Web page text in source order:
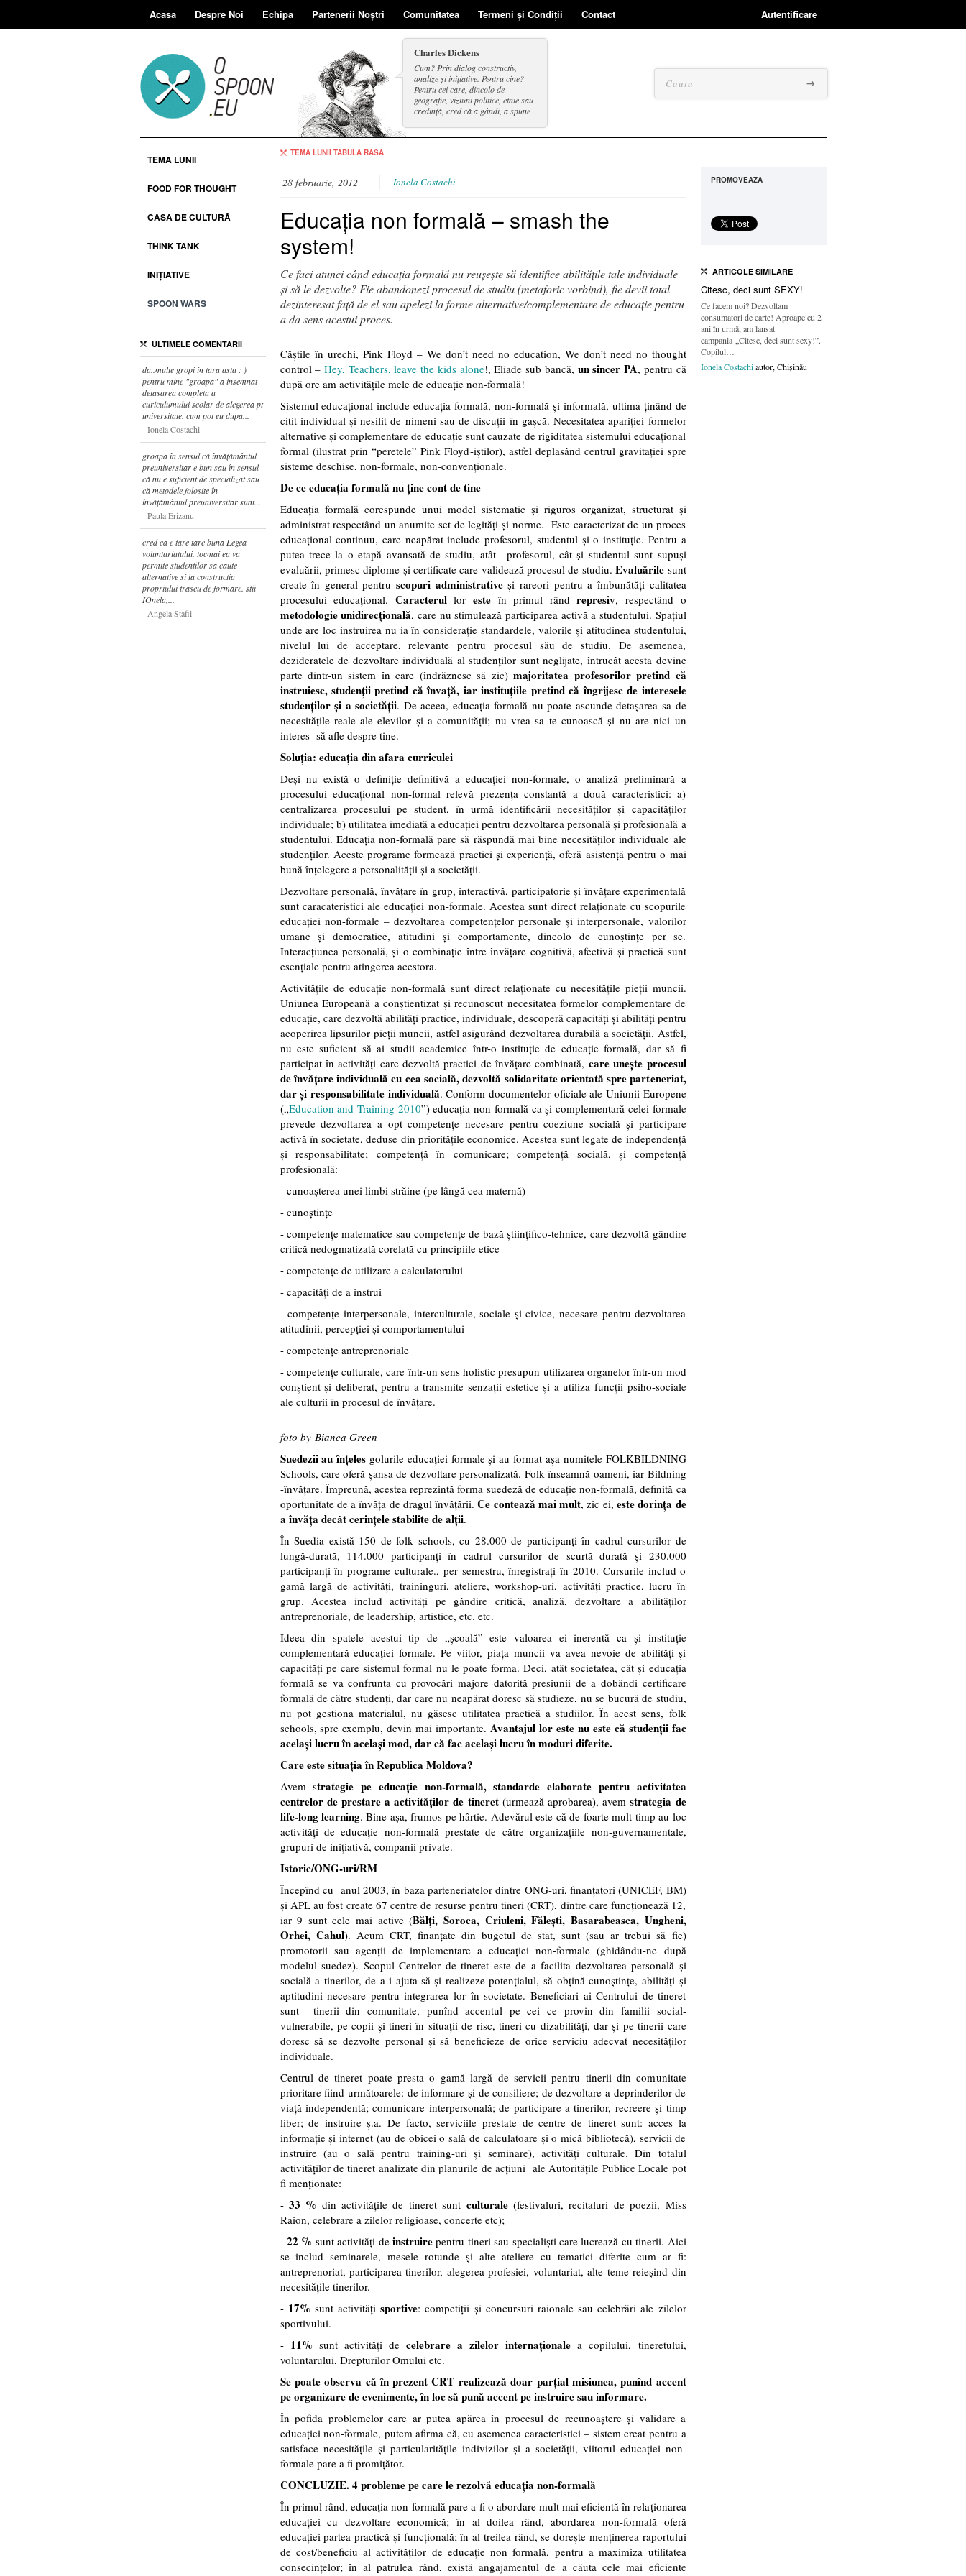
Acasa Despre Noi Echipa Partenerii Noștri Comunitatea Termeni și Condiții Contact Autentificare
Charles Dickens
Cum? Prin dialog constructiv,
analize și inițiative. Pentru cine?
Pentru cei care, dincolo de
geografie, viziuni politice, etnie sau
credință, cred că a gândi, a spune
TEMA LUNII
FOOD FOR THOUGHT
CASA DE CULTURĂ
THINK TANK
INIȚIATIVE
SPOON WARS
ULTIMELE COMENTARII
da..multe gropi in tara asta : )
pentru mine "groapa" a insemnat
detasarea completa a
curiculumului scolar de alegerea pt
universitate. cum pot eu dupa...
Ionela Costachi
groapa în sensul că învățământul
preuniversitar e bun sau în sensul
că nu e suficient de specializat sau
că metodele folosite în
învățământul preuniversitar sunt...
Paula Erizanu
cred ca e tare tare buna Legea
voluntariatului. tocmai ea va
permite studentilor sa caute
alternative si la constructia
propriului traseu de formare. stii
IOnela,...
Angela Stafii
TEMA LUNII TABULA RASA
28 februarie, 2012 Ionela Costachi
Educația non formală – smash the
system!
Ce faci atunci când educația formală nu reușește să identifice abilitățile tale individuale
și să le dezvolte? Fie abandonezi procesul de studiu (metaforic vorbind), fie devii total
dezinteresat față de el sau apelezi la forme alternative/complementare de educație pentru
a da sens acestui proces.
Căștile în urechi, Pink Floyd – We don’t need no education, We don’t need no thought
control – Hey, Teachers, leave the kids alone!, Eliade sub bancă, un sincer PA, pentru că
după ore am activitățile mele de educație non-formală!
Sistemul educațional include educația formală, non-formală și informală, ultima ținând de
citit individual și nesilit de nimeni sau de discuții în gașcă. Necesitatea apariției formelor
alternative și complementare de educație sunt cauzate de rigiditatea sistemului educațional
formal (ilustrat prin “peretele” Pink Floyd-iștilor), astfel deplasând centrul gravitației spre
sisteme deschise, non-formale, non-convenționale.
De ce educația formală nu ține cont de tine
Educația formală corespunde unui model sistematic și riguros organizat, structurat și
administrat respectând un anumite set de legități și norme. Este caracterizat de un proces
educațional continuu, care neapărat include profesorul, studentul și o instituție. Pentru a
putea trece la o etapă avansată de studiu, atât
profesorul, cât și studentul sunt supuși
evaluării, primesc diplome și certificate care validează procesul de studiu.Evaluările sunt
create în general pentruscopuri administrativeși rareori pentru a îmbunătăți calitatea
procesului educațional. Caracterullor esteîn primul rândrepresiv, respectând o
metodologie unidirecțională, care nu stimulează participarea activă a studentului. Spațiul
unde are loc instruirea nu ia în considerație standardele, valorile și atitudinea studentului,
nivelul lui de acceptare, relevante pentru procesul său de studiu. De asemenea,
dezideratele de dezvoltare individuală al studenților sunt neglijate, întrucât acesta devine
parte dintr-un sistem în care (îndrăznesc să zic)majoritatea profesorilor pretind că
instruiesc, studenții pretind că învață, iar instituțiile pretind că îngrijesc de interesele
studenților și a societății. De aceea, educația formală nu poate ascunde detașarea sa de
necesitățile reale ale elevilor și a comunității; nu vrea sa te cunoască și nu are nici un
interes să afle despre tine.
Soluția: educația din afara curriculei
Deși nu există o definiție definitivă a educației non-formale, o analiză preliminară a
procesului educațional non-formal relevă prezența constantă a două caracteristici: a)
centralizarea procesului pe student, în urmă identificării necesităților și capacităților
individuale; b) utilitatea imediată a educației pentru dezvoltarea personală și profesională a
studentului. Educația non-formală pare să răspundă mai bine necesităților individuale ale
studenților. Aceste programe formează practici și experiență, oferă asistență pentru o mai
bună înțelegere a personalității și a societății.
Dezvoltare personală, învățare în grup, interactivă, participatorie și învățare experimentală
sunt caracateristici ale educației non-formale. Acestea sunt direct relaționate cu scopurile
educației non-formale – dezvoltarea competențelor personale și interpersonale, valorilor
umane și democratice, atitudini și comportamente, dincolo de cunoștințe per se.
Interacțiunea personală, și o combinație între învățare cognitivă, afectivă și practică sunt
esențiale pentru atingerea acestora.
Activitățile de educație non-formală sunt direct relaționate cu necesitățile pieții muncii.
Uniunea Europeană a conștientizat și recunoscut necesitatea formelor complementare de
educație, care dezvoltă abilități practice, individuale, descoperă capacități și abilități pentru
acoperirea lipsurilor pieții muncii, astfel asigurând dezvoltarea durabilă a societății. Astfel,
nu este suficient să ai studii academice într-o instituție de educație formală, dar să fi
participat în activități care dezvoltă practici de învățare combinată, care unește procesul
de învățare individuală cu cea socială, dezvoltă solidaritate orientată spre parteneriat,
dar și responsabilitate individuală. Conform documentelor oficiale ale Uniunii Europene
(„Education and Training 2010”) educația non-formală ca și complementară celei formale
prevede dezvoltarea a opt competențe necesare pentru coeziune socială și participare
activă în societate, deduse din prioritățile economice. Acestea sunt legate de independență
și responsabilitate; competență în comunicare; competență socială, și competență
profesională:
- cunoașterea unei limbi străine (pe lângă cea maternă)
- cunoștințe
- competențe matematice sau competențe de bază științifico-tehnice, care dezvoltă gândire
critică nedogmatizată corelată cu principiile etice
- competențe de utilizare a calculatorului
- capacități de a instrui
- competențe interpersonale, interculturale, sociale și civice, necesare pentru dezvoltarea
atitudinii, percepției și comportamentului
- competențe antreprenoriale
- competențe culturale, care într-un sens holistic presupun utilizarea organelor într-un mod
conștient și deliberat, pentru a transmite senzații estetice și a utiliza funcții psiho-sociale
ale culturii în procesul de învățare.
foto by Bianca Green
Suedezii au înțeles golurile educației formale și au format așa numitele FOLKBILDNING
Schools, care oferă șansa de dezvoltare personalizată. Folk înseamnă oameni, iar Bildning
-învățare. Împreună, acestea reprezintă forma suedeză de educație non-formală, definită ca
oportunitate de a învăța de dragul învățării.Ce contează mai mult, zic ei, este dorința de
a învăța decât cerințele stabilite de alții.
În Suedia există 150 de folk schools, cu 28.000 de participanți în cadrul cursurilor de
lungă-durată, 114.000 participanți în cadrul cursurilor de scurtă durată și 230.000
participanți în programe culturale., per semestru, înregistrați în 2010. Cursurile includ o
gamă largă de activități, traininguri, ateliere, workshop-uri, activități practice, lucru în
grup. Acestea includ activități pe gândire critică, analiză, dezvoltare a abilităților
antreprenoriale, de leadership, artistice, etc. etc.
Ideea din spatele acestui tip de „școală” este valoarea ei inerentă ca și instituție
complementară educației formale. Pe viitor, piața muncii va avea nevoie de abilități și
capacități pe care sistemul formal nu le poate forma. Deci, atât societatea, cât și educația
formală se va confrunta cu provocări majore datorită presiunii de a dobândi certificare
formală de către studenți, dar care nu neapărat doresc să studieze, nu se bucură de studiu,
nu pot gestiona materialul, nu găsesc utilitatea practică a studiilor. În acest sens, folk
schools, spre exemplu, devin mai importante.Avantajul lor este nu este că studenții fac
același lucru în același mod, dar că fac același lucru în moduri diferite.
Care este situația în Republica Moldova?
Avem strategie pe educație non-formală, standarde elaborate pentru activitatea
centrelor de prestare a activităților de tineret(urmează aprobarea), avemstrategia de
life-long learning. Bine așa, frumos pe hârtie. Adevărul este că de foarte mult timp au loc
activități de educație non-formală prestate de către organizațiile non-guvernamentale,
grupuri de inițiativă, companii private.
Istoric/ONG-uri/RM
Începînd cu anul 2003, în baza parteneriatelor dintre ONG-uri, finanțatori (UNICEF, BM)
și APL au fost create 67 centre de resurse pentru tineri (CRT), dintre care funcționează 12,
iar 9 sunt cele mai active (Bălţi, Soroca, Criuleni, Fălești, Basarabeasca, Ungheni,
Orhei, Cahul). Acum CRT, finanțate din bugetul de stat, sunt (sau ar trebui să fie)
promotorii sau agenții de implementare a educației non-formale (ghidându-ne după
modelul suedez). Scopul Centrelor de tineret este de a facilita dezvoltarea personală şi
socială a tinerilor, de a-i ajuta să-şi realizeze potenţialul, să obţină cunoştinţe, abilităţi şi
aptitudini necesare pentru integrarea lor în societate. Beneficiari ai Centrului de tineret
sunt tinerii din comunitate, punînd accentul pe cei ce provin din familii social-
vulnerabile, pe copii şi tineri în situaţii de risc, tineri cu dizabilităţi, dar şi pe tinerii care
doresc să se dezvolte personal şi să beneficieze de orice serviciu adecvat necesităţilor
individuale.
Centrul de tineret poate presta o gamă largă de servicii pentru tinerii din comunitate
prioritare fiind următoarele: de informare şi de consiliere; de dezvoltare a deprinderilor de
viaţă independentă; comunicare interpersonală; de participare a tinerilor, recreere şi timp
liber; de instruire ş.a. De facto, serviciile prestate de centre de tineret sunt: acces la
informaţie și internet (au de obicei o sală de calculatoare și o mică bibliotecă), servicii de
instruire (au o sală pentru training-uri și seminare), activități culturale. Din totalul
activităţilor de tineret analizate din planurile de acţiuni ale Autoritățile Publice Locale pot
fi menţionate:
- 33 % din activităţile de tineret sunt culturale(festivaluri, recitaluri de poezii, Miss
Raion, celebrare a zilelor religioase, concerte etc);
- 22 % sunt activităţi de instruirepentru tineri sau specialişti care lucrează cu tinerii. Aici
se includ seminarele, mesele rotunde şi alte ateliere cu tematici diferite cum ar fi:
antreprenoriat, participarea tinerilor, alegerea profesiei, voluntariat, alte teme reieşind din
necesitățile tinerilor.
- 17% sunt activităţisportive: competiţii şi concursuri raionale sau celebrări ale zilelor
sportivului.
- 11% sunt activităţi de celebrare a zilelor internaţionale a copilului, tineretului,
voluntarului, Drepturilor Omului etc.
Se poate observa că în prezent CRT realizează doar parțial misiunea, punînd accent
pe organizare de evenimente, în loc să pună accent pe instruire sau informare.
În pofida problemelor care ar putea apărea în procesul de recunoaștere și validare a
educației non-formale, putem afirma că, cu asemenea caracteristici – sistem creat pentru a
satisface necesitățile și particularitățile indivizilor și a societății, viitorul educației non-
formale pare a fi promițător.
CONCLUZIE. 4 probleme pe care le rezolvă educația non-formală
În primul rând, educația non-formală pare a fi o abordare mult mai eficientă în relaționarea
educației cu dezvoltare economică; în al doilea rând, abordarea non-formală oferă
educației partea practică și funcțională; în al treilea rând, se dorește menținerea raportului
de cost/beneficiu al activităților de educație non formală, pentru a maximiza utilitatea
consecințelor; în al patrulea rând, există angajamentul de a căuta cele mai eficiente
PROMOVEAZA
ARTICOLE SIMILARE
Citesc, deci sunt SEXY!
Ce facem noi? Dezvoltam
consumatori de carte! Aproape cu 2
ani în urmă, am lansat
campania „Citesc, deci sunt sexy!”.
Copilul…
Ionela Costachi autor, Chișinău